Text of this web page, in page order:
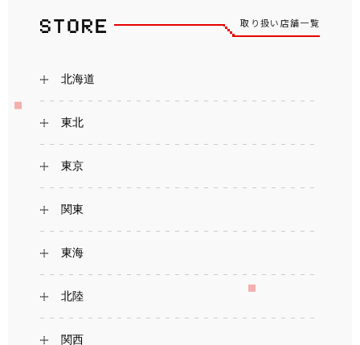
取り扱い店舗一覧
北海道
東北
東京
関東
東海
北陸
関西